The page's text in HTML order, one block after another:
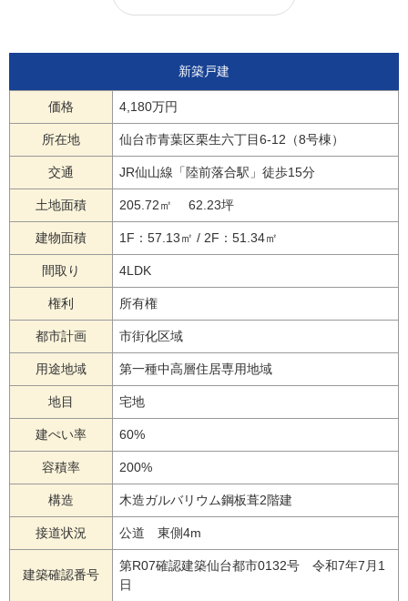
新築戸建
価格 4,180万円
所在地 仙台市青葉区栗生六丁目6-12（8号棟）
交通 JR仙山線「陸前落合駅」徒歩15分
土地面積 205.72㎡ 62.23坪
建物面積 1F：57.13㎡ / 2F：51.34㎡
間取り 4LDK
権利 所有権
都市計画 市街化区域
用途地域 第一種中高層住居専用地域
地目 宅地
建ぺい率 60%
容積率 200%
構造 木造ガルバリウム鋼板葺2階建
接道状況 公道 東側4m
建築確認番号
第R07確認建築仙台都市0132号 令和7年7月1
日